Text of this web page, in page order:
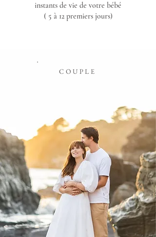
instants de vie de votre bébé
( 5 à 12 premiers jours)
COUPLE